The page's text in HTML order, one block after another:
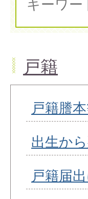
戸籍
戸籍謄
出生か
戸籍届